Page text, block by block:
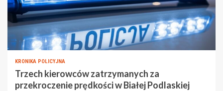
KRONIKA POLICYJNA
Trzech kierowców zatrzymanych za
przekroczenie prędkości w Białej Podlaskiej